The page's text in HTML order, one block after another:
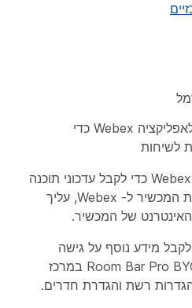
Webex כדי
לשיחות
עליך לרשום את המכשיר ל- Webex כדי לקבל עדכוני תוכנה
אוטומטיים. אם אינך רשום את המכשיר ל- Webex, עליך
של המכשיר.
מידע נוסף על גישה
לתצורות המתקדמות של Room Bar Pro BYOD במרכז
רשת והגדרת חדרים.